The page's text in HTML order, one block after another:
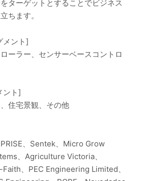
ターゲットとすることでビジネス
ちます。
メント]
ーラー、センサーベースコントロ
ント]
住宅景観、その他
、Sentek、Micro Grow
、Agriculture Victoria、
Faith、PEC Engineering Limited、